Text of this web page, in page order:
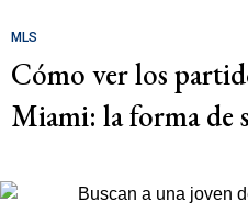
MLS
Cómo ver los
Miami: la forma de